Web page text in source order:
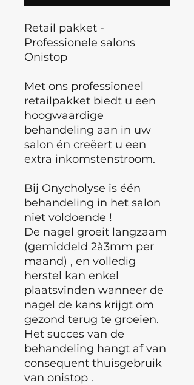
Retail pakket -
Professionele salons
Onistop
Met ons professioneel
retailpakket biedt u een
hoogwaardige
behandeling aan in uw
salon én creëert u een
extra inkomstenstroom.
Bij Onycholyse is één
behandeling in het salon
niet voldoende !
De nagel groeit langzaam
(gemiddeld 2à3mm per
maand) , en volledig
herstel kan enkel
plaatsvinden wanneer de
nagel de kans krijgt om
gezond terug te groeien.
Het succes van de
behandeling hangt af van
consequent thuisgebruik
van onistop .